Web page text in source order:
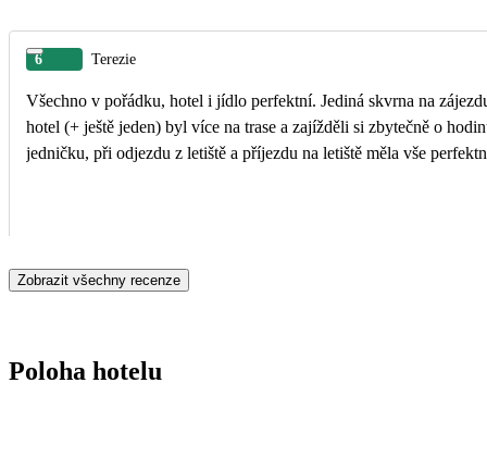
6 Terezie
Všechno v pořádku, hotel i jídlo perfektní. Jediná skvrna na
hotel (+ ještě jeden) byl více na trase a zajížděli si zbytečně o
jedničku, při odjezdu z letiště a příjezdu na letiště měla vše
Zobrazit všechny recenze
Poloha hotelu